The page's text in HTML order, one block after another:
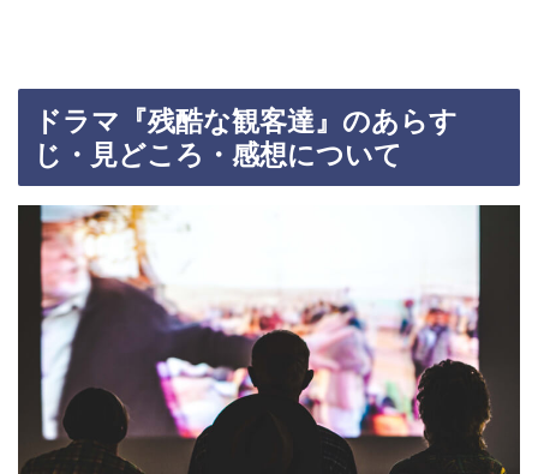
ドラマ『残酷な観客達』のあらす
じ・見どころ・感想について